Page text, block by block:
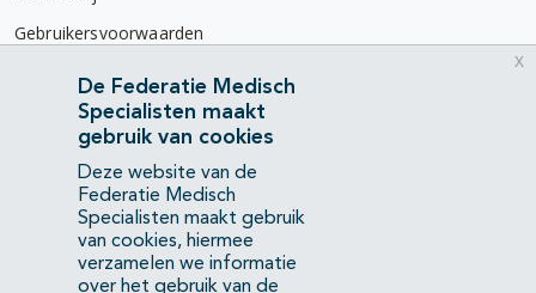
Gebruikersvoorwaarden
Privacyverklaring
Contact
Mercatorlaan 1200
3528 BL Utrecht
(088) 505 34 34
info@richtlijnendatabase.nl
De Federatie Medisch
Specialisten maakt
gebruik van cookies
Deze website van de
Federatie Medisch
Specialisten maakt gebruik
van cookies, hiermee
verzamelen we informatie
over het gebruik van de
x